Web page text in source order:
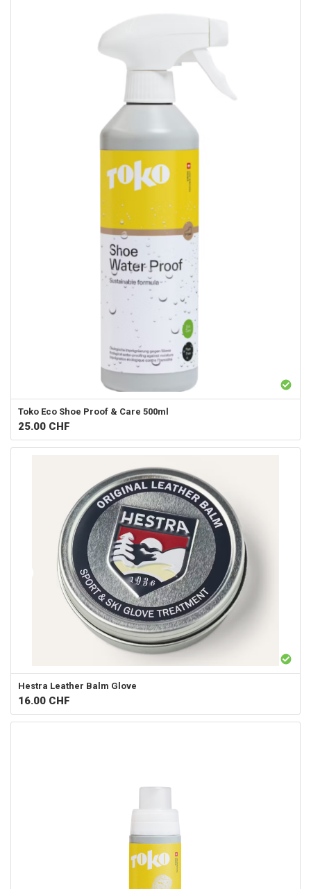
Toko Eco Shoe Proof & Care 500ml
25.00 CHF
Hestra Leather Balm Glove
16.00 CHF